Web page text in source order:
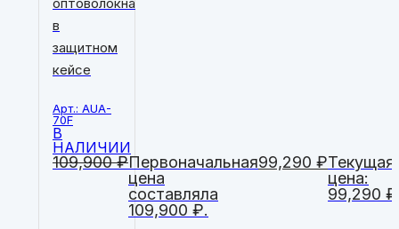
109,900₽Первоначальная
цена
составляла
109,900 ₽.
99,290 ₽Текущая
цена:
99,290
в
защитном
кейсе
Арт.: AUA-
70F
В
НАЛИЧИИ